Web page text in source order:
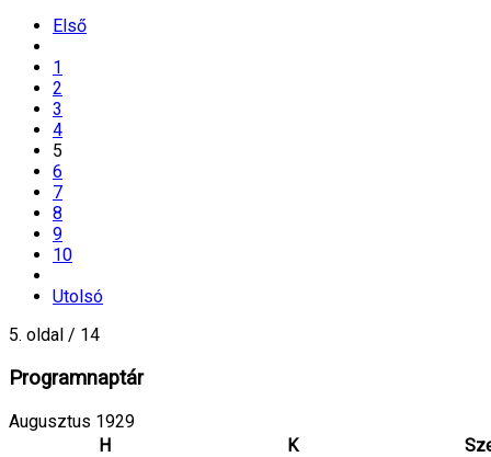
Első
1
2
3
4
5
6
7
8
9
10
Utolsó
5. oldal / 14
Programnaptár
Augusztus 1929
H
K